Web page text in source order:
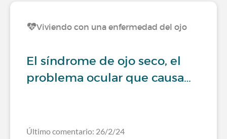
Viviendo con una enfermedad del ojo
El síndrome de ojo seco, el
problema ocular que causa…
Último comentario: 26/2/24